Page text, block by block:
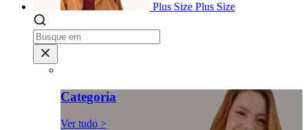
Plus Size Plus Size
Categoria
Ver tudo >